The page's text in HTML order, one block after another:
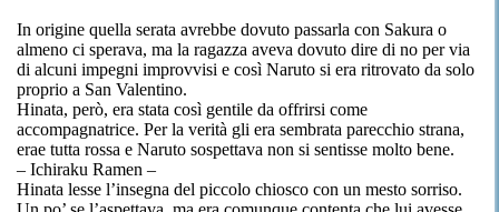
In origine quella serata avrebbe dovuto passarla con Sakura o
almeno ci sperava, ma la ragazza aveva dovuto dire di no per via
di alcuni impegni improvvisi e così Naruto si era ritrovato da solo
proprio a San Valentino.
Hinata, però, era stata così gentile da offrirsi come
accompagnatrice. Per la verità gli era sembrata parecchio strana,
erae tutta rossa e Naruto sospettava non si sentisse molto bene.
– Ichiraku Ramen –
Hinata lesse l’insegna del piccolo chiosco con un mesto sorriso.